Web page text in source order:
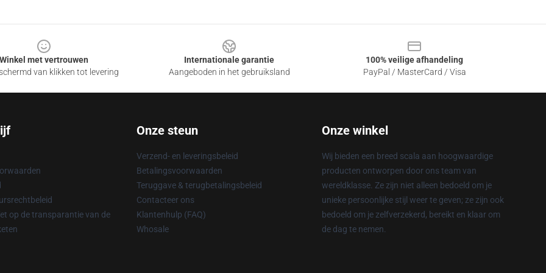
Winkel met vertrouwen
van klikken tot levering
Internationale garantie
Aangeboden in het gebruiksland
100% veilige afhandeling
PayPal / MasterCard / Visa
op de transparantie van de
Onze steun
Verzend- en leveringsbeleid
Betalingsvoorwaarden
Teruggave & terugbetalingsbeleid
Contacteer ons
Klantenhulp (FAQ)
Whosale
Onze winkel
Wij bieden een breed scala aan hoogwaardige
producten ontworpen door ons team van
wereldklasse. Ze zijn niet alleen bedoeld om je
unieke persoonlijke stijl weer te geven; ze zijn ook
bedoeld om je zelfverzekerd, bereikt en klaar om
de dag te nemen.